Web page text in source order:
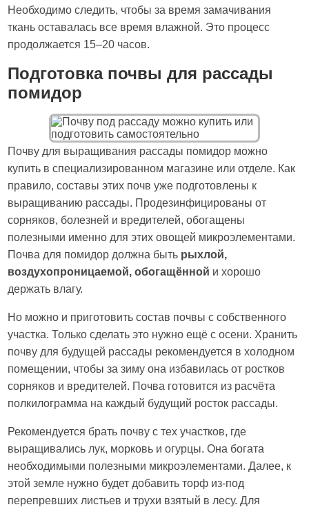
Необходимо следить, чтобы за время замачивания
ткань оставалась все время влажной. Это процесс
продолжается 15–20 часов.
Подготовка почвы для рассады
помидор
Почву для выращивания рассады помидор можно
купить в специализированном магазине или отделе. Как
правило, составы этих почв уже подготовлены к
выращиванию рассады. Продезинфицированы от
сорняков, болезней и вредителей, обогащены
полезными именно для этих овощей микроэлементами.
Почва для помидор должна быть рыхлой,
воздухопроницаемой, обогащённой и хорошо
держать влагу.
Но можно и приготовить состав почвы с собственного
участка. Только сделать это нужно ещё с осени. Хранить
почву для будущей рассады рекомендуется в холодном
помещении, чтобы за зиму она избавилась от ростков
сорняков и вредителей. Почва готовится из расчёта
полкилограмма на каждый будущий росток рассады.
Рекомендуется брать почву с тех участков, где
выращивались лук, морковь и огурцы. Она богата
необходимыми полезными микроэлементами. Далее, к
этой земле нужно будет добавить торф из-под
перепревших листьев и трухи взятый в лесу. Для